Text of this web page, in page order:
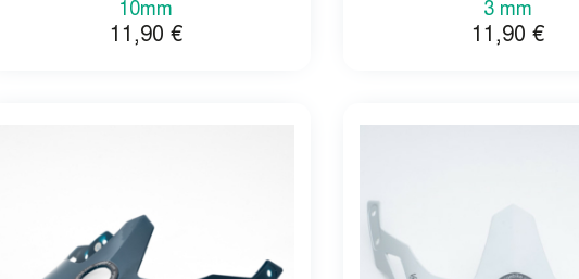
10mm
11,90€
3 mm
11,90€
désinscrire de ces communications à
mon inscription.